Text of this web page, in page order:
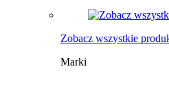
Zobacz wszystkie
Marki